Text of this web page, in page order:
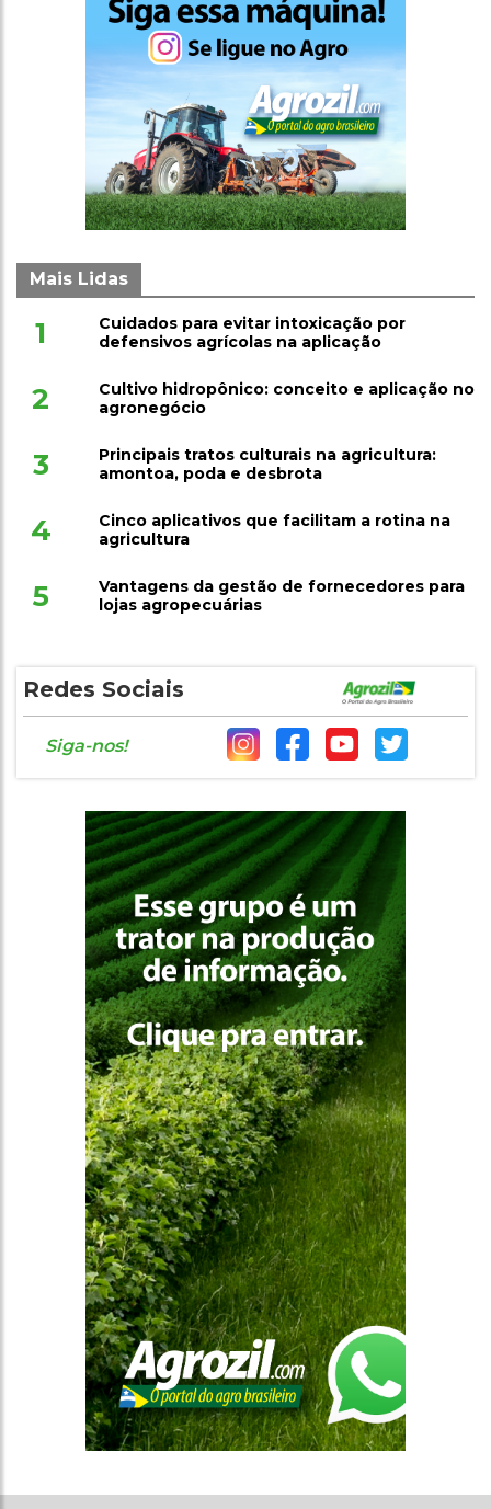
Mais Lidas
1
Cuidados para evitar intoxicação por
defensivos agrícolas na aplicação
2
Cultivo hidropônico: conceito e aplicação no
agronegócio
3
Principais tratos culturais na agricultura:
amontoa, poda e desbrota
4
Cinco aplicativos que facilitam a rotina na
agricultura
5
Vantagens da gestão de fornecedores para
lojas agropecuárias
Redes Sociais
Siga-nos!